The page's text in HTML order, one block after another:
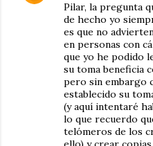
Pilar, la pregunta
de hecho yo
es que no
en personas con
que yo he podido
su toma beneficia
pero sin embargo
establecido su
(y aquí intentaré
lo que recuerdo
telómeros de los